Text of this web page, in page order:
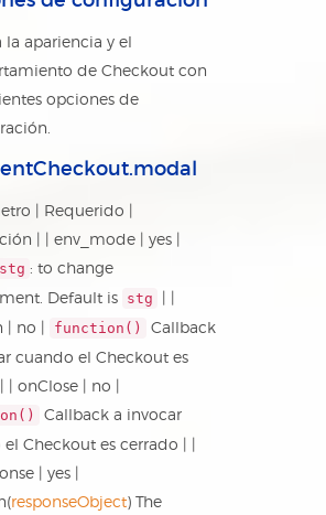
la apariencia y el
de Checkout con
opciones de
| Requerido |
| | env_mode | yes |
stg : to change
Default is stg
| |
| no |
function()
Callback
cuando el Checkout es
| onClose | no |
Callback a invocar
Checkout es cerrado | |
| yes |
responseObject) The